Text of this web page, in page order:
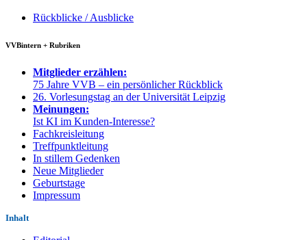
Rückblicke / Ausblicke
VVBintern + Rubriken
Mitglieder erzählen:
75 Jahre VVB – ein persönlicher Rückblick
26. Vorlesungstag an der Universität Leipzig
Meinungen:
Ist KI im Kunden-Interesse?
Fachkreisleitung
Treffpunktleitung
In stillem Gedenken
Neue Mitglieder
Geburtstage
Impressum
Inhalt